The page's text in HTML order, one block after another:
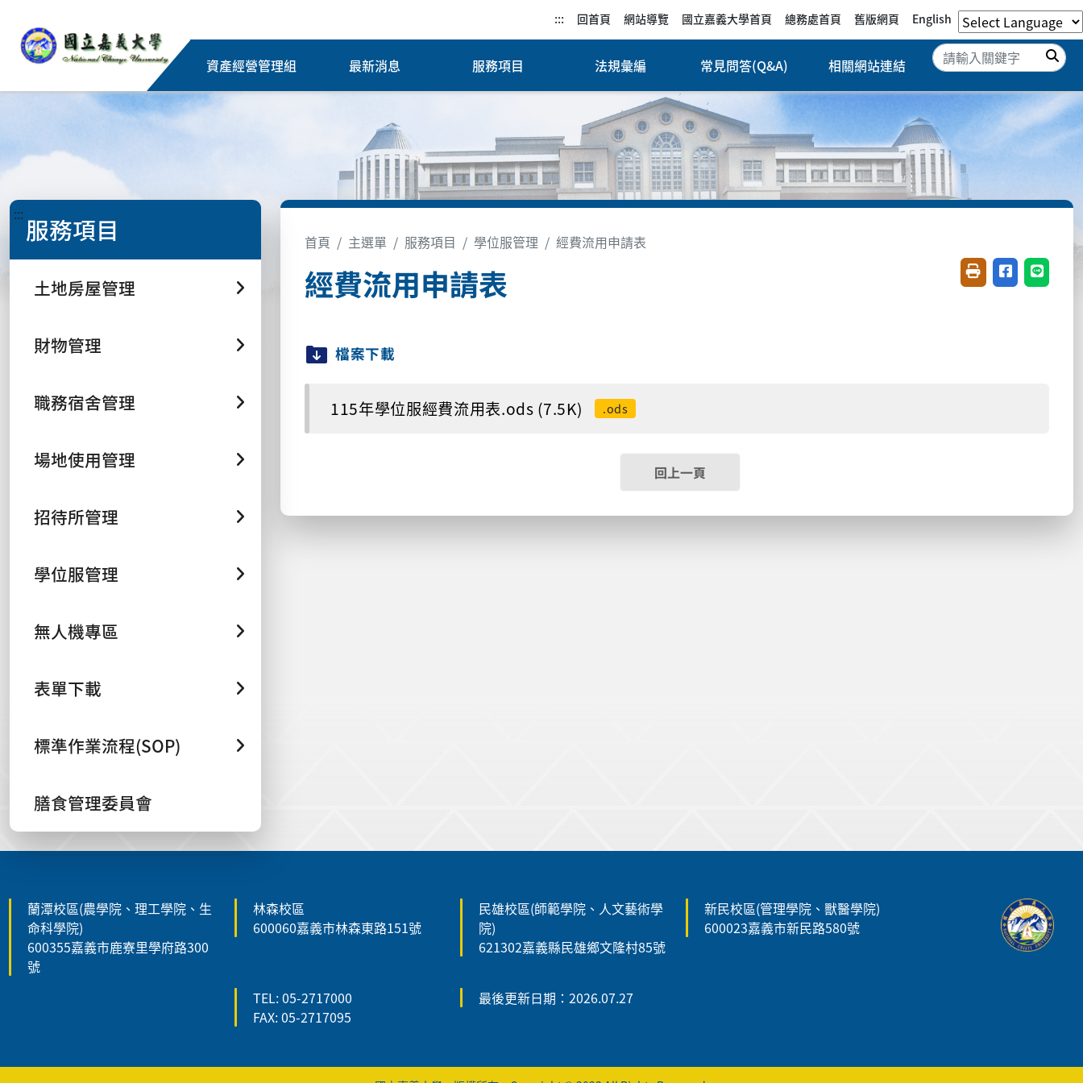
::: 回首頁 網站導覽 國立嘉義大學首頁 總務處首頁 舊版網頁 English
資產經營管理組 最新消息 服務項目 法規彙編 常見問答(Q&A) 相關網站連結
搜
::: 服務項目
土地房屋管理
財物管理
職務宿舍管理
場地使用管理
招待所管理
學位服管理
無人機專區
表單下載
標準作業流程(SOP)
膳食管理委員會
首頁 主選單 服務項目 學位服管理 經費流用申請表
經費流用申請表 友善列印(開新視窗)
分享至臉書(
分享至
檔案下載
115年學位服經費流用表.ods (7.5K) .ods
回上一頁
蘭潭校區(農學院、理工學院、生
命科學院)
600355嘉義市鹿寮里學府路300
號
林森校區
600060嘉義市林森東路151號
民雄校區(師範學院、人文藝術學
院)
621302嘉義縣民雄鄉文隆村85號
新民校區(管理學院、獸醫學院)
600023嘉義市新民路580號
TEL: 05-2717000
FAX: 05-2717095
最後更新日期：2026.07.27